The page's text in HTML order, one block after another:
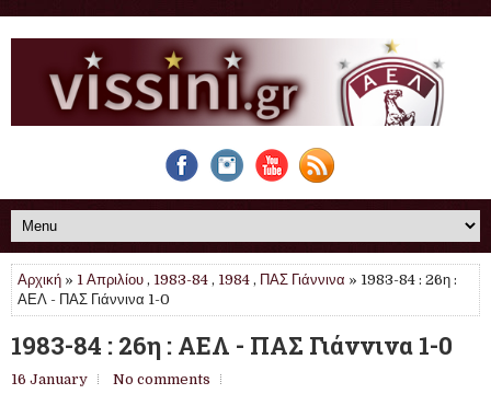
Αρχική » 1 Απριλίου , 1983-84 , 1984 , ΠΑΣ Γιάννινα » 1983-84 : 26η :
ΑΕΛ - ΠΑΣ Γιάννινα 1-0
1983-84 : 26η : ΑΕΛ - ΠΑΣ Γιάννινα 1-0
16 January No comments